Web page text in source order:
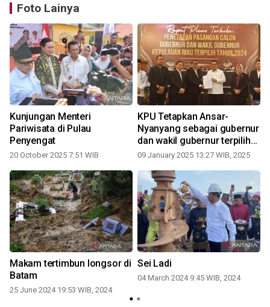
Foto Lainya
Kunjungan Menteri
Pariwisata di Pulau
Penyengat
20 October 2025 7:51 WIB
KPU Tetapkan Ansar-
Nyanyang sebagai gubernur
dan wakil gubernur terpilih
periode 2025-2030
09 January 2025 13:27 WIB, 2025
Makam tertimbun longsor di
Batam
25 June 2024 19:53 WIB, 2024
Sei Ladi
04 March 2024 9:45 WIB, 2024